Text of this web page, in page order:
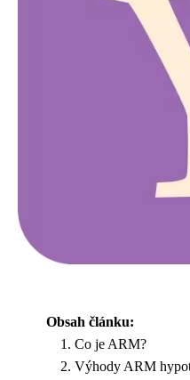
Obsah článku:
Co je ARM?
Výhody ARM